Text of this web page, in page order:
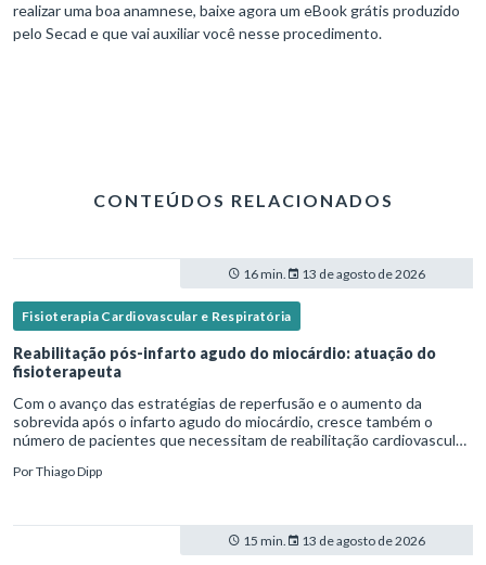
realizar uma boa anamnese, baixe agora um eBook grátis produzido
pelo Secad e que vai auxiliar você nesse procedimento.
CONTEÚDOS RELACIONADOS
16 min. 13 de agosto de 2026
Fisioterapia Cardiovascular e Respiratória
Reabilitação pós-infarto agudo do miocárdio: atuação do
fisioterapeuta
Com o avanço das estratégias de reperfusão e o aumento da
sobrevida após o infarto agudo do miocárdio, cresce também o
número de pacientes que necessitam de reabilitação cardiovascular
PorThiago Dipp
15 min. 13 de agosto de 2026